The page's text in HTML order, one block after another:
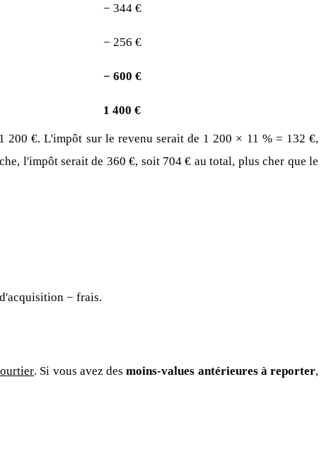
− 344 €
− 256 €
− 600 €
1 400 €
200 €. L'impôt sur le revenu serait de 1 200 × 11 % = 132 €,
l'impôt serait de 360 €, soit 704 € au total, plus cher que le
− frais.
. Si vous avez desmoins-values antérieures à reporter,